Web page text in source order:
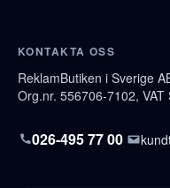
KONTAKTA OSS
ReklamButiken i Sverige
Org.nr. 556706-7102, VAT
026-495 77 00